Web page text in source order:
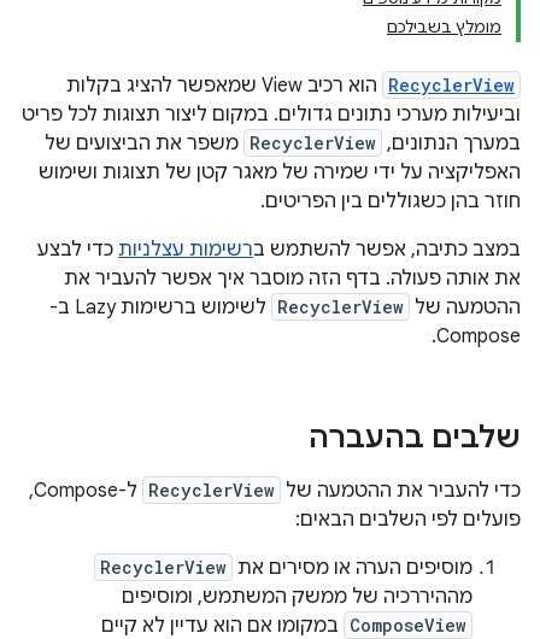
מומלץ בשבילכם
RecyclerView
הוא רכיב View שמאפשר להציג בקלות
וביעילות מערכי נתונים גדולים. במקום ליצור תצוגות לכל פריט
במערך הנתונים, RecyclerView משפר את הביצועים של
האפליקציה על ידי שמירה של מאגר קטן של תצוגות ושימוש
חוזר בהן כשגוללים בין הפריטים.
במצב כתיבה, אפשר להשתמש ברשימות עצלניות כדי לבצע
את אותה פעולה. בדף הזה מוסבר איך אפשר להעביר את
ההטמעה של RecyclerView
לשימוש ברשימות Lazy ב-
Compose.
שלבים בהעברה
כדי להעביר את ההטמעה של RecyclerView
ל-Compose,
פועלים לפי השלבים הבאים:
מוסיפים הערה או מסירים את RecyclerView
מההיררכיה של ממשק המשתמש, ומוסיפים
ComposeView במקומו אם הוא עדיין לא קיים